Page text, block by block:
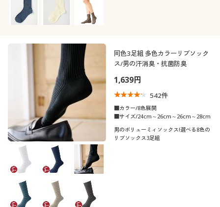
同色3足組 多色カラーリブソック
ス/男の汗消臭・抗菌防臭
1,639円
542件
■カラー/8色展開
■サイズ/24cm～26cm～26cm～28cm
男のボリューミィソックス!選べる8色の
リブソックス3足組